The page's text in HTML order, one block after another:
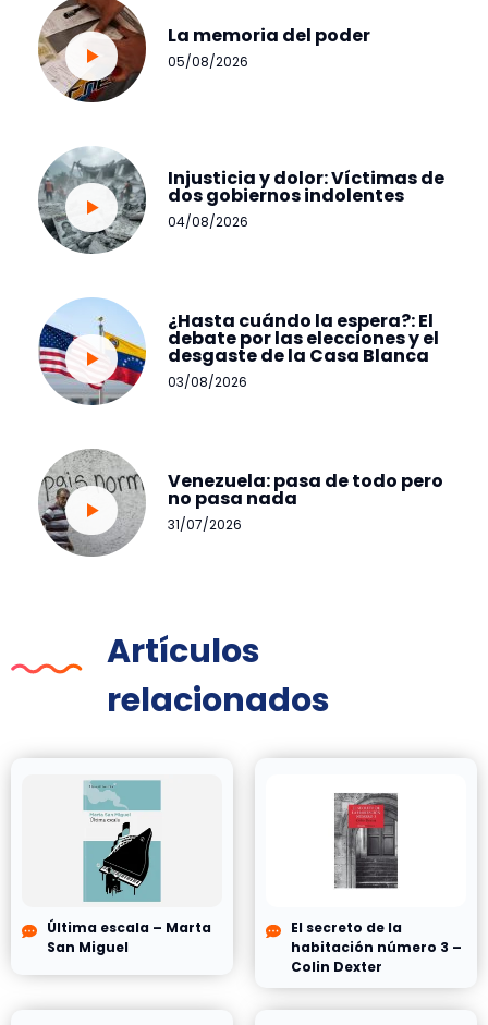
La memoria del poder
05/08/2026
Injusticia y dolor: Víctimas de
dos gobiernos indolentes
04/08/2026
¿Hasta cuándo la espera?: El
debate por las elecciones y el
desgaste de la Casa Blanca
03/08/2026
Venezuela: pasa de todo pero
no pasa nada
31/07/2026
Artículos
relacionados
Última escala – Marta
San Miguel
El secreto de la
habitación número 3 –
Colin Dexter